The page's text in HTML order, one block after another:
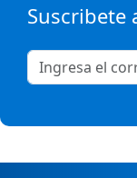
Suscribete